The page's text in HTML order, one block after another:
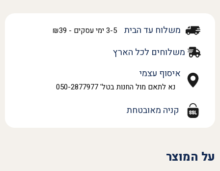
משלוח עד הבית 3-5 ימי עסקים - ₪39
משלוחים לכל הארץ
איסוף עצמי
נא לתאם מול החנות בטל' 050-2877977
קניה מאובטחת
על המוצר